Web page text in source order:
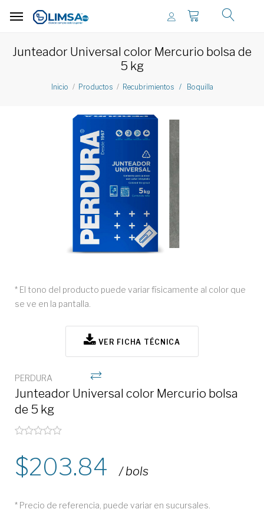
Junteador Universal color Mercurio bolsa de
5 kg
Inicio Productos Recubrimientos / Boquilla
* El tono del producto puede variar físicamente al color que
se ve en la pantalla.
VER FICHA TÉCNICA
PERDURA
Junteador Universal color Mercurio bolsa
de 5 kg
203.84 / bols
* Precio de referencia, puede variar en sucursales.